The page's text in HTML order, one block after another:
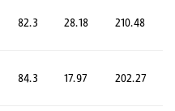
82.3 28.18 210.48
84.3 17.97 202.27